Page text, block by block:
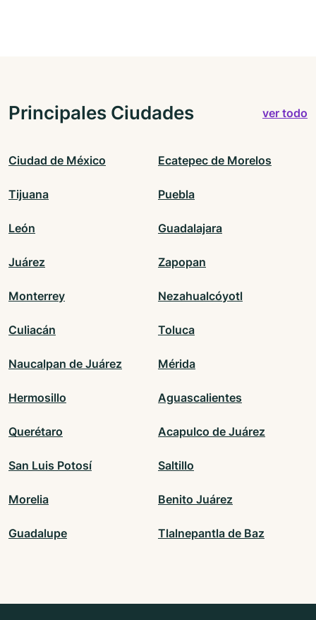
Principales Ciudades ver todo
Ciudad de México Ecatepec de Morelos
Tijuana Puebla
León Guadalajara
Juárez Zapopan
Monterrey Nezahualcóyotl
Culiacán Toluca
Naucalpan de Juárez Mérida
Hermosillo Aguascalientes
Querétaro Acapulco de Juárez
San Luis Potosí Saltillo
Morelia Benito Juárez
Guadalupe Tlalnepantla de Baz